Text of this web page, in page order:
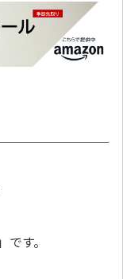
です。